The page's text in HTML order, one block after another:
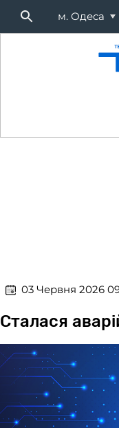
м. Одеса
03 Червня 2026
Сталася